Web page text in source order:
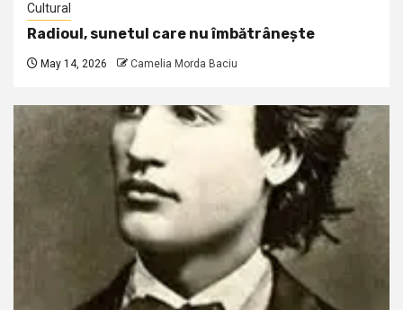
Cultural
Radioul, sunetul care nu îmbătrânește
May 14, 2026 Camelia Morda Baciu